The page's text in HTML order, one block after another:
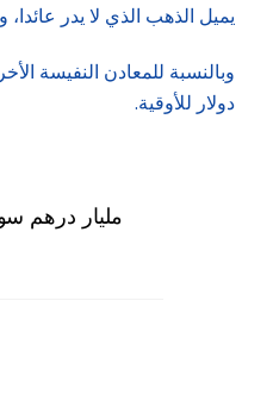
يميل الذهب الذي لا يدر عائدا،
دولار للأوقية.
23.6 مليار درهم